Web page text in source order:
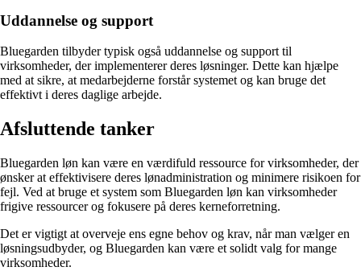
Uddannelse og support
Bluegarden tilbyder typisk også uddannelse og support til
virksomheder, der implementerer deres løsninger. Dette kan hjælpe
med at sikre, at medarbejderne forstår systemet og kan bruge det
effektivt i deres daglige arbejde.
Afsluttende tanker
Bluegarden løn kan være en værdifuld ressource for virksomheder, der
ønsker at effektivisere deres lønadministration og minimere risikoen for
fejl. Ved at bruge et system som Bluegarden løn kan virksomheder
frigive ressourcer og fokusere på deres kerneforretning.
Det er vigtigt at overveje ens egne behov og krav, når man vælger en
løsningsudbyder, og Bluegarden kan være et solidt valg for mange
virksomheder.